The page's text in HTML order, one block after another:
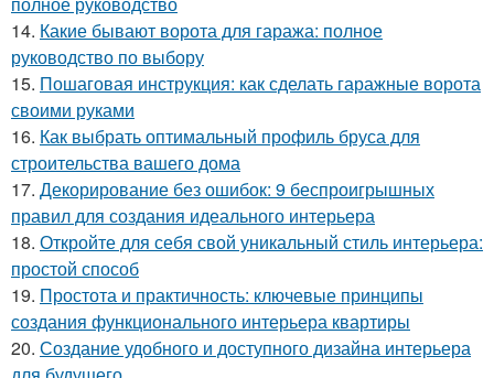
14. Какие бывают ворота для гаража: полное
руководство по выбору
15. Пошаговая инструкция: как сделать гаражные ворота
своими руками
16. Как выбрать оптимальный профиль бруса для
строительства вашего дома
17. Декорирование без ошибок: 9 беспроигрышных
правил для создания идеального интерьера
18. Откройте для себя свой уникальный стиль интерьера:
простой способ
19. Простота и практичность: ключевые принципы
создания функционального интерьера квартиры
20. Создание удобного и доступного дизайна интерьера